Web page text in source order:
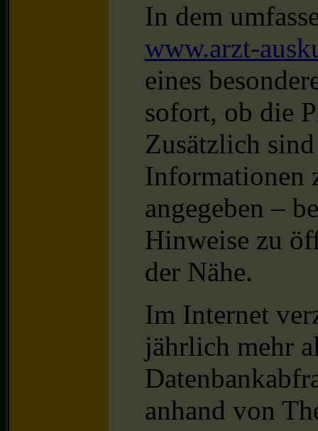
In dem
www.arzt-
eines
sofort, ob die
Zusätzlich
Informationen
angegeben –
Hinweise zu
der Nähe.
Im Internet
jährlich mehr
anhand von